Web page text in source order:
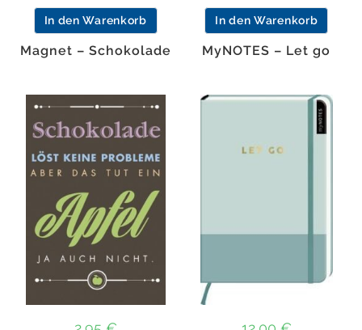
In den Warenkorb In den Warenkorb
Magnet – Schokolade MyNOTES – Let go